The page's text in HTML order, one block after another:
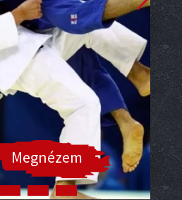
Megnézem